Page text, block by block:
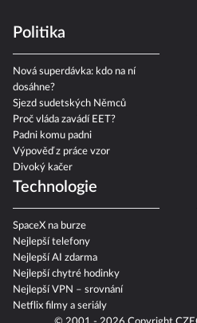
Politika
Nová superdávka: kdo na ní
dosáhne?
Sjezd sudetských Němců
Proč vláda zavádí EET?
Padni komu padni
Výpověď z práce vzor
Divoký kačer
Technologie
SpaceX na burze
Nejlepší telefony
Nejlepší AI zdarma
Nejlepší chytré hodinky